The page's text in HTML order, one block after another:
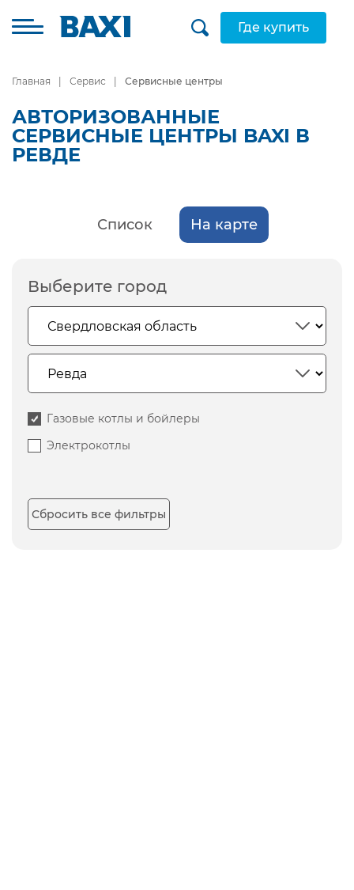
Где купить
Главная Сервис Сервисные центры
АВТОРИЗОВАННЫЕ
СЕРВИСНЫЕ ЦЕНТРЫ BAXI В
РЕВДЕ
Список На карте
Выберите город
Газовые котлы и бойлеры
Электрокотлы
Сбросить все фильтры